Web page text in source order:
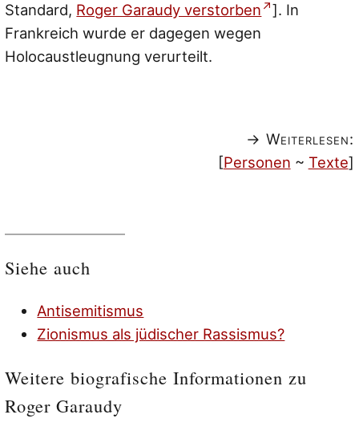
Standard, Roger Garaudy verstorben
]. In
Frankreich wurde er dagegen wegen
Holocaustleugnung verurteilt.
→ Weiterlesen:
[Personen ~ Texte]
Siehe auch
Antisemitismus
Zionismus als jüdischer Rassismus?
Weitere biografische Informationen zu
Roger Garaudy